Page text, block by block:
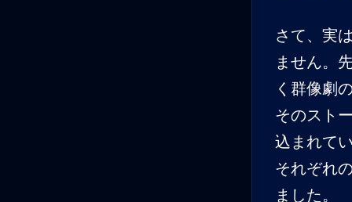
さて、実
ません。
く群像劇
そのスト
込まれて
それぞれ
ました。